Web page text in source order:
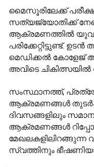
മൈസൂരിലേക്ക്
സത്യജ്യോതിക്ക്
ആക്രമണത്തിൽ
പരിക്കേറ്റിട്ടുണ്ട്.
മെഡിക്കൽ കോളേജ്
അവിടെ
സംസ്ഥാനത്ത്,
ആക്രമണങ്ങൾ
ദിവസങ്ങളിലും
ആക്രമണങ്ങൾ
സ്വത്തിനും